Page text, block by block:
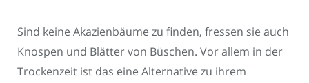
Sind keine Akazienbäume zu finden, fressen sie auch
Knospen und Blätter von Büschen. Vor allem in der
Trockenzeit ist das eine Alternative zu ihrem